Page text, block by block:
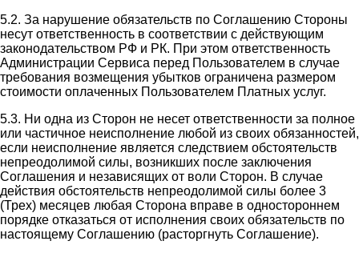
5.2. За нарушение обязательств по Соглашению Стороны
несут ответственность в соответствии с действующим
законодательством РФ и РК. При этом ответственность
Администрации Сервиса перед Пользователем в случае
требования возмещения убытков ограничена размером
стоимости оплаченных Пользователем Платных услуг.
5.3. Ни одна из Сторон не несет ответственности за полное
или частичное неисполнение любой из своих обязанностей,
если неисполнение является следствием обстоятельств
непреодолимой силы, возникших после заключения
Соглашения и независящих от воли Сторон. В случае
действия обстоятельств непреодолимой силы более 3
(Трех) месяцев любая Сторона вправе в одностороннем
порядке отказаться от исполнения своих обязательств по
настоящему Соглашению (расторгнуть Соглашение).